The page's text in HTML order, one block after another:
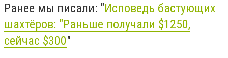
Ранее мы писали: "Исповедь бастующих
шахтёров: "Раньше получали $1250,
сейчас $300"